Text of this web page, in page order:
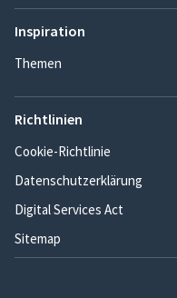
Inspiration
Themen
Richtlinien
Cookie-Richtlinie
Datenschutzerklärung
Digital Services Act
Sitemap